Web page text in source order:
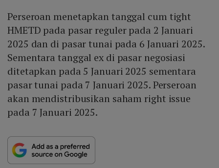
Perseroan menetapkan tanggal cum tight
HMETD pada pasar reguler pada 2 Januari
2025 dan di pasar tunai pada 6 Januari 2025.
Sementara tanggal ex di pasar negosiasi
ditetapkan pada 5 Januari 2025 sementara
pasar tunai pada 7 Januari 2025. Perseroan
akan mendistribusikan saham right issue
pada 7 Januari 2025.